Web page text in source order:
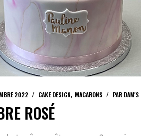
2022 CAKE DESIGN MACARONS PAR DAM'S
ROSÉ